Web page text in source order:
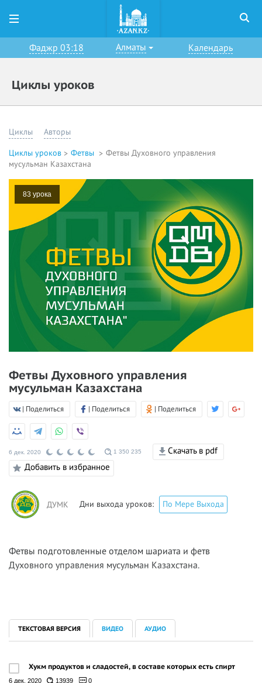
Фаджр 03:18 Алматы Календарь
Циклы уроков
Циклы Авторы
Циклы уроков Фетвы
Фетвы Духовного управления
мусульман Казахстана
83 урока
Фетвы Духовного управления
мусульман Казахстана
| Поделиться | Поделиться | Поделиться
6 дек. 2020 1 350 235
Скачать в pdf
Добавить в избранное
ДУМК Дни выхода уроков: По Мере Выхода
Фетвы подготовленные отделом шариата и фетв
Духовного управления мусульман Казахстана.
ТЕКСТОВАЯ ВЕРСИЯ ВИДЕО АУДИО
Хукм продуктов и сладостей, в составе которых есть спирт
6 дек. 2020 13939 0